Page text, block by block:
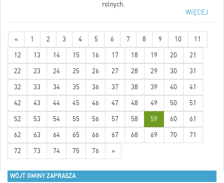
rolnych.
od 1 do 5 grudnia br.na
http://www.stat.gov.plbędzie
możliwość samodzielnego
wypełnienia ankiet. GUS przygotował
aplikację, poprzez którą będzie
można wypełnić formularz (dane
gospodarstwa otrzymały pocztą wraz
z listem Prezesa GUS). Jeżeli
wylosowany respondent nie skorzysta
z możliwości wypełnienia formularza
przez Internet, to od 6 do 21 grudnia
2017 r. z gospodarstwem skontaktuje
się (osobiście lub telefonicznie)
WIĘCEJ
« 1 2 3 4 5 6 7 8 9 10 11
12 13 14 15 16 17 18 19 20 21
22 23 24 25 26 27 28 29 30 31
32 33 34 35 36 37 38 39 40 41
42 43 44 45 46 47 48 49 50 51
52 53 54 55 56 57 58 59 60 61
62 63 64 65 66 67 68 69 70 71
72 73 74 75 76 »
WÓJT GMINY ZAPRASZA